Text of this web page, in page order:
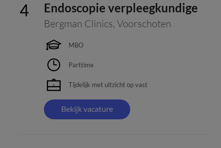
Endoscopie verpleegkundige
Bergman Clinics, Voorschoten
MBO
Parttime
Tijdelijk met uitzicht op vast
Bekijk vacature